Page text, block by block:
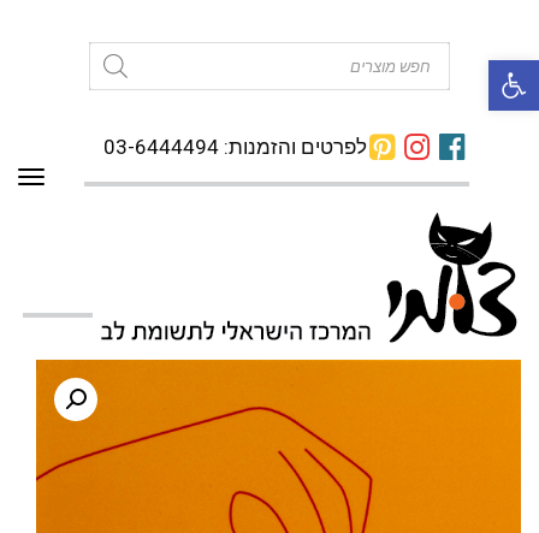
פתח סרגל נגישות
לפרטים והזמנות: 03-6444494